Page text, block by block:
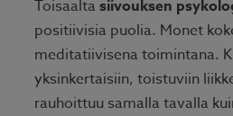
Toisaalta siivouksen
positiivisia puolia. Monet
meditatiivisena toimintana.
yksinkertaisiin, toistuviin
rauhoittuu samalla tavalla